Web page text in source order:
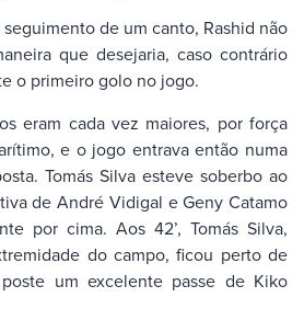
seguimento de um canto, Rashid não
que desejaria, caso contrário
o primeiro golo no jogo.
eram cada vez maiores, por força
e o jogo entrava então numa
Tomás Silva esteve soberbo ao
de André Vidigal e Geny Catamo
por cima. Aos 42’, Tomás Silva,
do campo, ficou perto de
um excelente passe de Kiko